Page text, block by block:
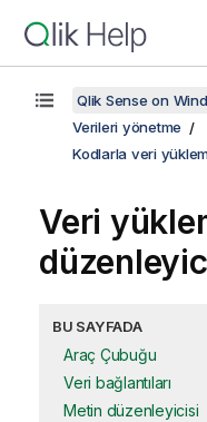
Qlik Sense on
Verileri yönetme
Kodlarla veri
Veri
BU SAYFADA
Araç Çubuğu
Veri bağlantıları
Metin düzenleyicisi